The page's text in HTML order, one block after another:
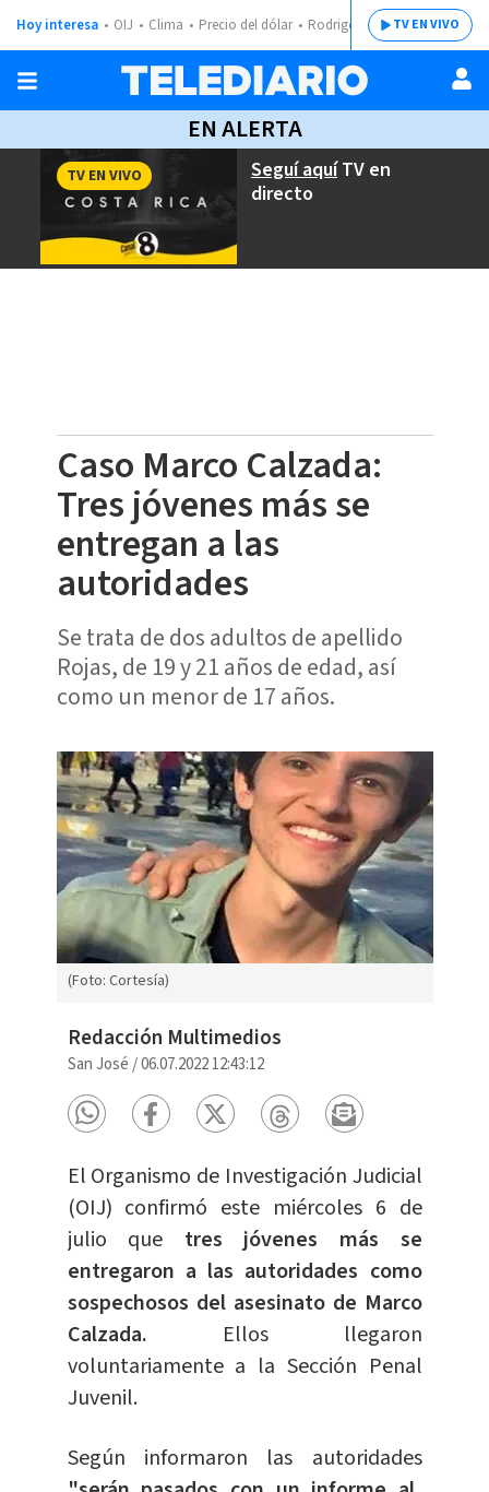
Hoy interesa OIJ Clima Precio del dólar Rodrigo ChavesTV EN VIVO
EN ALERTA
Seguí aquíTV en
directo
TV EN VIVO
Caso Marco Calzada:
Tres jóvenes más se
entregan a las
autoridades
Se trata de dos adultos de apellido
Rojas, de 19 y 21 años de edad, así
como un menor de 17 años.
(Foto: Cortesía)
Redacción Multimedios
San José /06.07.2022 12:43:12
El Organismo de Investigación Judicial
(OIJ) confirmó este miércoles 6 de
julio que tres jóvenes más se
entregaron a las autoridades como
sospechosos del asesinato de Marco
Calzada. Ellos llegaron
voluntariamente a la Sección Penal
Juvenil.
Según informaron las autoridades